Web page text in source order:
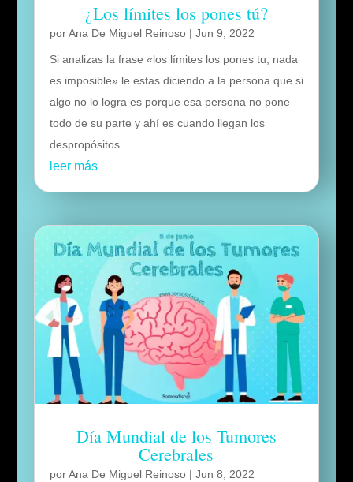
¿Los límites los pones tú?
porAna De Miguel Reinoso| Jun 9, 2022
Si analizas la frase «los límites los pones tu, nada
es imposible» le estas diciendo a la persona que si
algo no lo logra es porque esa persona no pone
todo de su parte y ahí es cuando llegan los
despropósitos.
leer más
Día Mundial de los Tumores
Cerebrales
porAna De Miguel Reinoso| Jun 8, 2022